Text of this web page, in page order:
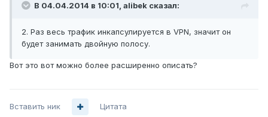
В 04.04.2014 в 10:01, alibek сказал:
2. Раз весь трафик инкапсулируется в VPN, значит он
будет занимать двойную полосу.
Вот это вот можно более расширенно описать?
Вставить ник Цитата